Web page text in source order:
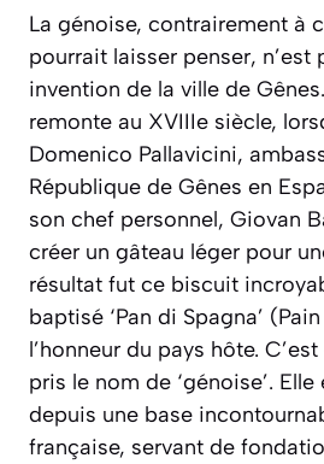
La génoise, contrairement à
pourrait laisser penser, n’est
invention de la ville de
remonte au XVIIIe siècle,
Domenico Pallavicini,
République de Gênes en
son chef personnel, Giovan
créer un gâteau léger pour
résultat fut ce biscuit
baptisé ‘Pan di Spagna’
l’honneur du pays hôte.
pris le nom de ‘génoise’.
depuis une base
française, servant de